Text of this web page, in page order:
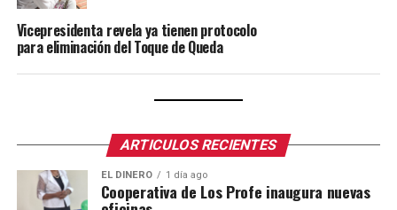
Vicepresidenta revela ya tienen protocolo
para eliminación del Toque de Queda
ARTICULOS RECIENTES
EL DINERO 1 día ago
Cooperativa de Los Profe inaugura nuevas